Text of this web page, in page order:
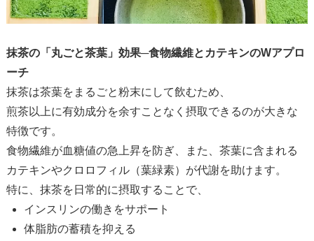
抹茶の「丸ごと茶葉」効果─食物繊維とカテキンのWアプロ
ーチ
抹茶は茶葉をまるごと粉末にして飲むため、
煎茶以上に有効成分を余すことなく摂取できるのが大きな
特徴です。
食物繊維が血糖値の急上昇を防ぎ、また、茶葉に含まれる
カテキンやクロロフィル（葉緑素）が代謝を助けます。
特に、抹茶を日常的に摂取することで、
インスリンの働きをサポート
体脂肪の蓄積を抑える